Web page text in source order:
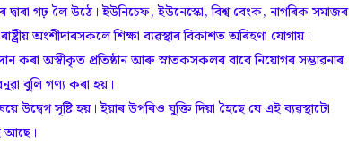
দ্বাৰা গঢ় লৈ উঠে। ইউনিচেফ, ইউনেস্কো, বিশ্ব বেংক, নাগৰিক সমাজৰ
অংশীদাৰসকলে শিক্ষা ব্যৱস্থাৰ বিকাশত অৰিহণা যোগায়।
কৰা অস্বীকৃত প্ৰতিষ্ঠান আৰু স্নাতকসকলৰ বাবে নিয়োগৰ সম্ভাৱনাৰ
বুলি গণ্য কৰা হয়।
উদ্বেগ সৃষ্টি হয়। ইয়াৰ উপৰিও যুক্তি দিয়া হৈছে যে এই ব্যৱস্থাটো
আছে।